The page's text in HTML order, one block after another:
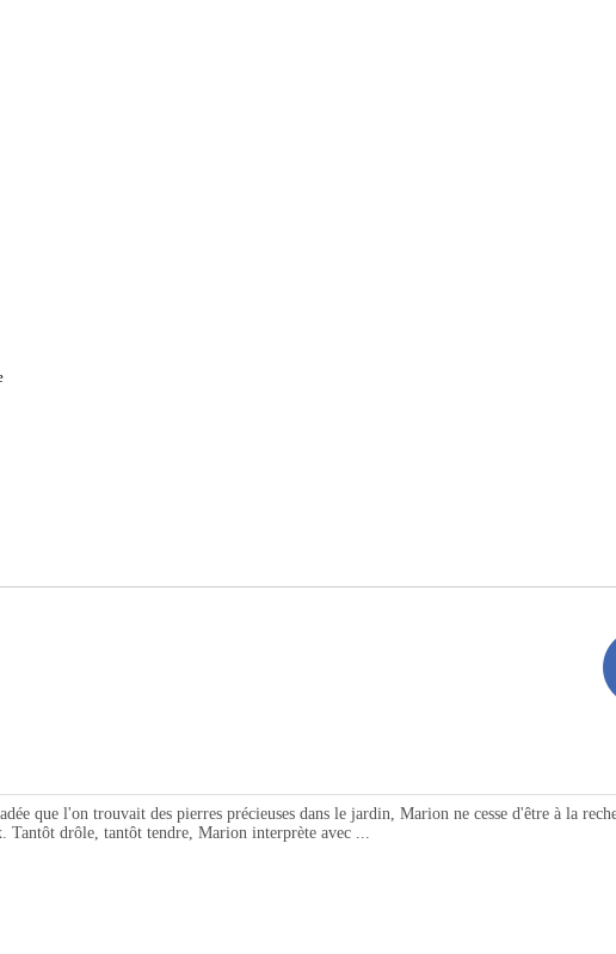
que l'on trouvait des pierres précieuses dans le jardin, Marion ne cesse d'être à la
Tantôt drôle, tantôt tendre, Marion interprète avec ...